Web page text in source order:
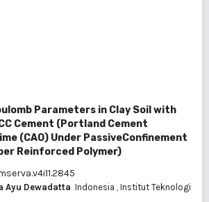
Parameters in Clay Soil with
Cement (Portland Cement
(CAO) Under PassiveConfinement
Reinforced Polymer)
Ayu Dewadatta Indonesia , Institut Teknologi